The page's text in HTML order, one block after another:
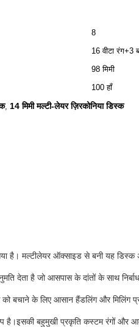
8
16 वीटा रंग+3
98 मिमी
100 हाँ
, 14 मिमी मल्टी-लेयर ज़िरकोनिया डिस्क
है। मल्टीलेयर ऑक्साइड से बनी यह
देता है जो आसपास के दांतों के साथ
बचाने के लिए आसान हैंडलिंग और मिलिंग
बहुमुखी प्रकृति कस्टम रंगों और